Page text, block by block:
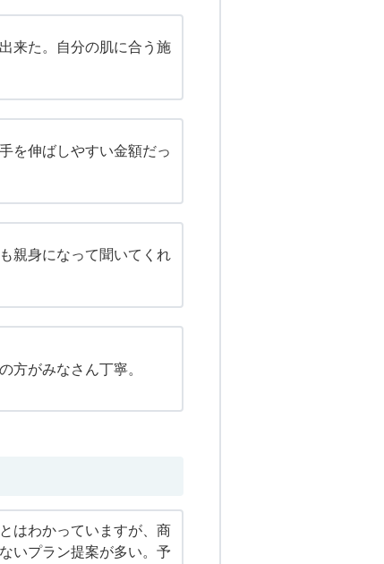
来た。自分の肌に合う施
を伸ばしやすい金額だっ
親身になって聞いてくれ
方がみなさん丁寧。
はわかっていますが、商
いプラン提案が多い。予